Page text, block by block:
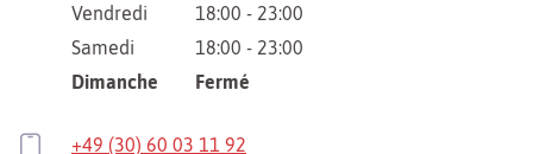
Vendredi
18:00 - 23:00
Samedi
18:00 - 23:00
Dimanche
Fermé
+49 (30) 60 03 11 92